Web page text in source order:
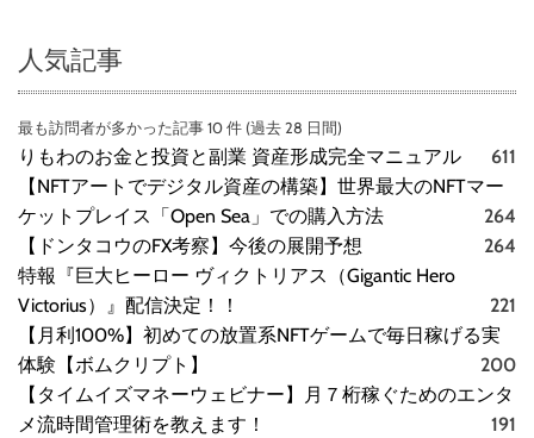
人気記事
最も訪問者が多かった記事 10 件 (過去 28 日間)
りもわのお金と投資と副業 資産形成完全マニュアル
611
【NFTアートでデジタル資産の構築】世界最大のNFTマー
ケットプレイス「Open Sea」での購入方法
264
【ドンタコウのFX考察】今後の展開予想
264
特報『巨大ヒーロー ヴィクトリアス（Gigantic Hero
Victorius）』配信決定！！
221
【月利100%】初めての放置系NFTゲームで毎日稼げる実
体験【ボムクリプト】
200
【タイムイズマネーウェビナー】月７桁稼ぐためのエンタ
メ流時間管理術を教えます！
191